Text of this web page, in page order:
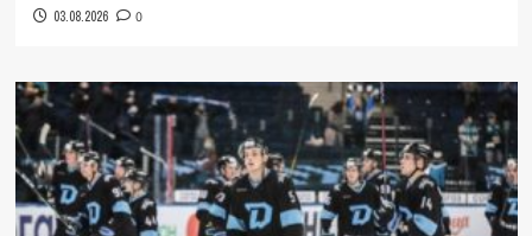
03.08.2026 0